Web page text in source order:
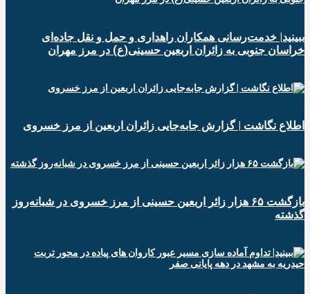
ببینید| خدمت‌رسانی همکاران راهداری و حمل و نقل جاده‌ای
خراسان جنوبی به زائران اربعین حسینی(ع) در مرز مهران
️اطلاع نگاشت | گزارش جابه‌جایی زائران اربعین از مرز خسروی
️بازگشت ۶۵ هزار زائر اربعین حسینی از مرز خسروی در شبانه‌روز
گذشته